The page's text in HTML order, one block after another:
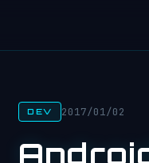
DEV 2017/01/02